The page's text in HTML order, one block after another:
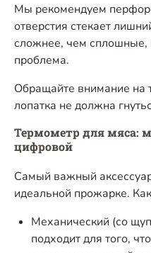
Мы рекомендуем
отверстия стекает
сложнее, чем сплошные,
проблема.
Обращайте внимание на
лопатка не должна
Термометр для мяса:
цифровой
Самый важный
идеальной прожарке.
Механический (со
подходит для того,